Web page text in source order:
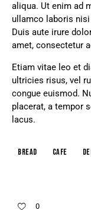
aliqua. Ut enim ad
ullamco laboris
Duis aute irure
amet, consectetur
Etiam vitae leo et
ultricies risus, vel
congue euismod.
placerat, a tempor
lacus.
Bread Cafe
0